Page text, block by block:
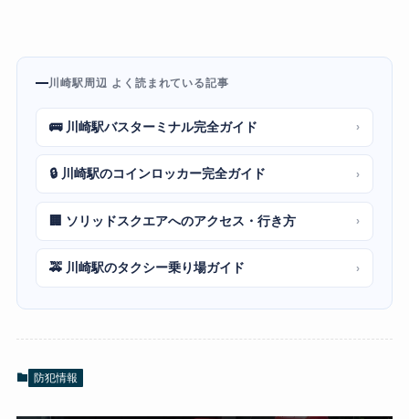
川崎駅周辺 よく読まれている記事
🚌 川崎駅バスターミナル完全ガイド ›
🔒 川崎駅のコインロッカー完全ガイド ›
🏢 ソリッドスクエアへのアクセス・行き方 ›
🚕 川崎駅のタクシー乗り場ガイド ›
防犯情報